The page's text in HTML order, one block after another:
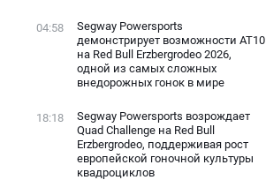
04:58
Segway Powersports
демонстрирует возможности AT10
на Red Bull Erzbergrodeo 2026,
одной из самых сложных
внедорожных гонок в мире
18:18
Segway Powersports возрождает
Quad Challenge на Red Bull
Erzbergrodeo, поддерживая рост
европейской гоночной культуры
квадроциклов